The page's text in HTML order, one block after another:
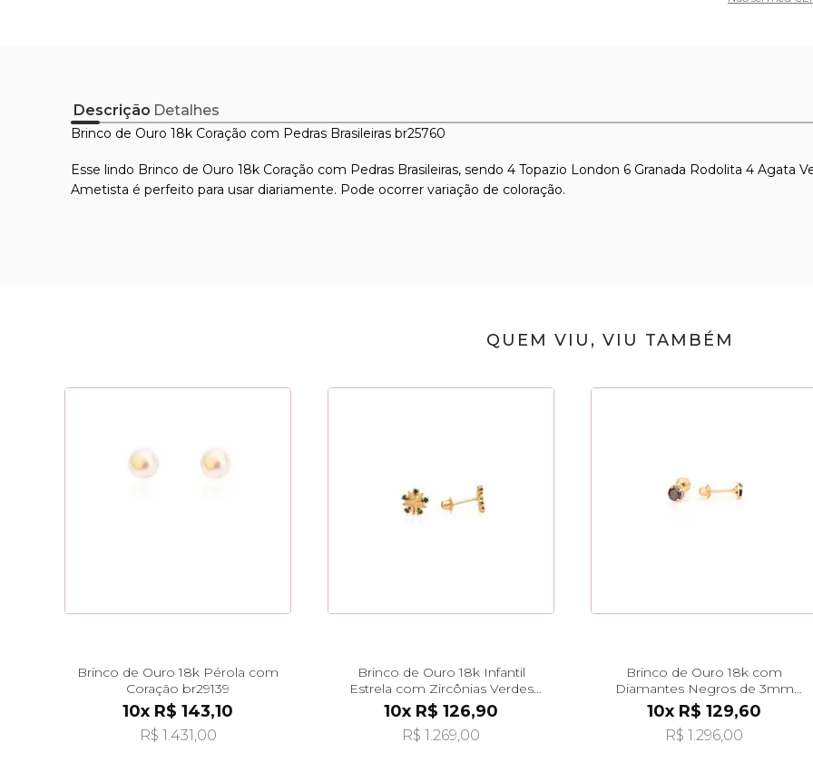
Descrição Detalhes
Brinco de Ouro 18k Coração com Pedras Brasileiras br25760
Esse lindo Brinco de Ouro 18k Coração com Pedras Brasileiras, sendo 4 Topazio London 6 Granada Rodolita 4 Agata
Ametista é perfeito para usar diariamente. Pode ocorrer variação de coloração.
QUEM VIU, VIU TAMBÉM
Brinco de Ouro 18k Pérola com
Coração br29139
10x R$ 143,10
R$ 1.431,00
Brinco de Ouro 18k Infantil
Estrela com Zircônias Verdes
br29509
10x R$ 126,90
R$ 1.269,00
Brinco de Ouro 18k com
Diamantes Negros de 3mm
br29497
10x R$ 129,60
R$ 1.296,00